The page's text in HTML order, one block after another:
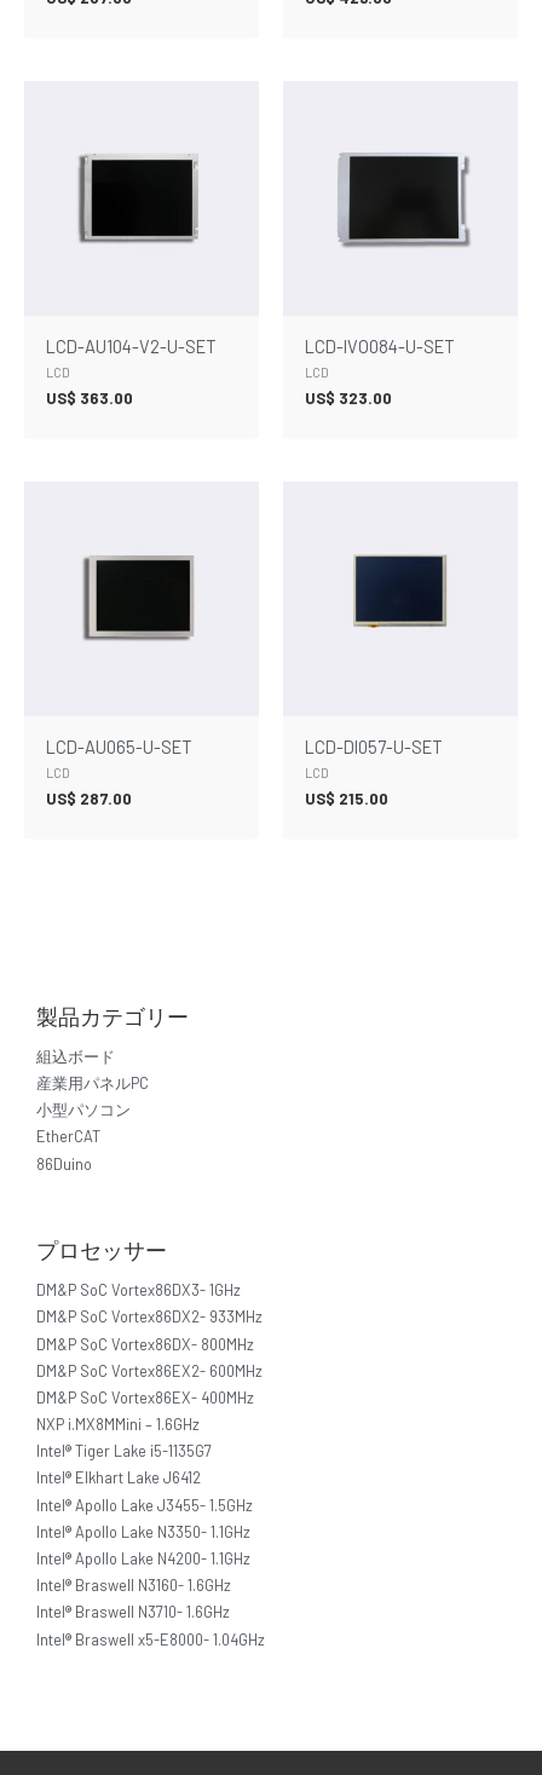
製品カテゴリー
組込ボード
産業用パネルPC
小型パソコン
EtherCAT
86Duino
プロセッサー
DM&P SoC Vortex86DX3- 1GHz
DM&P SoC Vortex86DX2- 933MHz
DM&P SoC Vortex86DX- 800MHz
DM&P SoC Vortex86EX2- 600MHz
DM&P SoC Vortex86EX- 400MHz
NXP i.MX8MMini – 1.6GHz
Intel® Tiger Lake i5-1135G7
Intel® Elkhart Lake J6412
Intel® Apollo Lake J3455- 1.5GHz
Intel® Apollo Lake N3350- 1.1GHz
Intel® Apollo Lake N4200- 1.1GHz
Intel® Braswell N3160- 1.6GHz
Intel® Braswell N3710- 1.6GHz
Intel® Braswell x5-E8000- 1.04GHz
LCD-AU104-V2-U-SET
LCD
US$ 363.00
LCD-IVO084-U-SET
LCD
US$ 323.00
LCD-AU065-U-SET
LCD
US$ 287.00
LCD-DI057-U-SET
LCD
US$ 215.00